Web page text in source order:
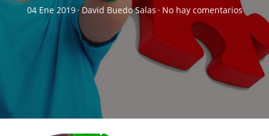
04 Ene 2019 ·David Buedo Salas · No hay comentarios